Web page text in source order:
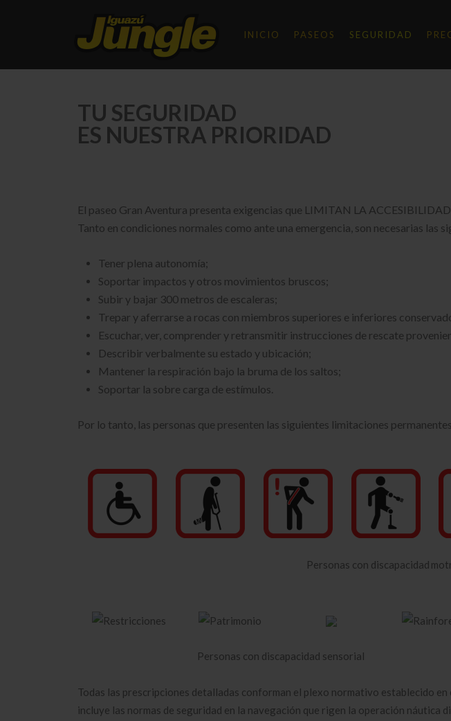
INICIO PASEOS SEGURIDAD
TU SEGURIDAD
ES NUESTRA PRIORIDAD
El paseo Gran Aventura presenta exigencias que LIMITAN LA
Tanto en condiciones normales como ante una emergencia, son necesarias las
Tener plena autonomía;
Soportar impactos y otros movimientos bruscos;
Subir y bajar 300 metros de escaleras;
Trepar y aferrarse a rocas con miembros superiores e inferiores
Escuchar, ver, comprender y retransmitir instrucciones de rescate
Describir verbalmente su estado y ubicación;
Mantener la respiración bajo la bruma de los saltos;
Soportar la sobre carga de estímulos.
Por lo tanto, las personas que presenten las siguientes limitaciones
Personas con discapacidad
Personas con discapacidad sensorial
Todas las prescripciones detalladas conforman el plexo normativo establecido
incluye las normas de seguridad en la navegación que rigen la operación